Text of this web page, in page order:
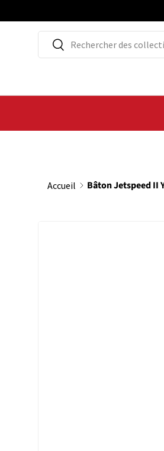
ALLER AU CONTENU
Recherche
Rechercher
Accueil Bâton Jetspeed II